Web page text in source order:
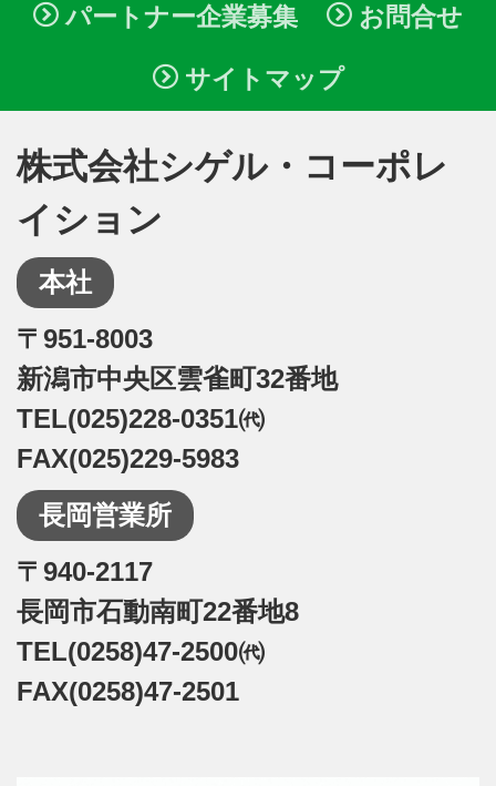
パートナー企業募集 お問合せ
サイトマップ
株式会社シゲル・コーポレ
イション
本社
〒951-8003
新潟市中央区雲雀町32番地
TEL(025)228-0351㈹
FAX(025)229-5983
長岡営業所
〒940-2117
長岡市石動南町22番地8
TEL(0258)47-2500㈹
FAX(0258)47-2501